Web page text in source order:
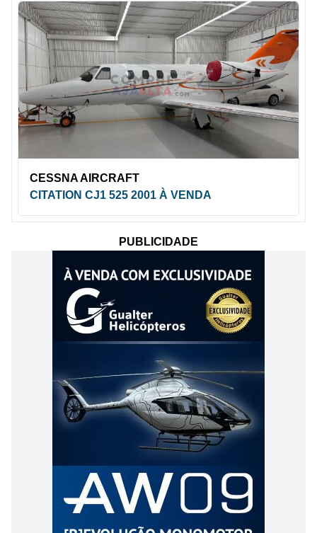
CESSNA AIRCRAFT
CITATION CJ1 525 2001 À VENDA
PUBLICIDADE